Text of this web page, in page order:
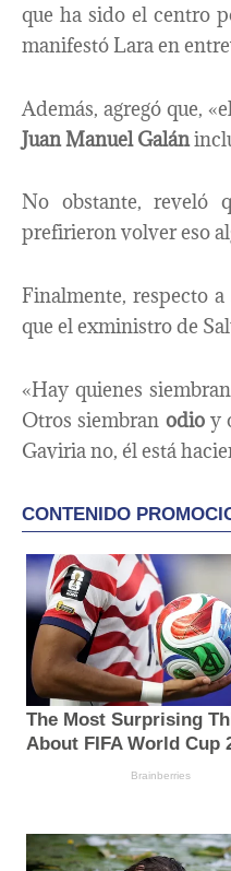
que ha sido el centro
manifestó Lara en
Además, agregó que,
Juan Manuel Galán
No obstante, reveló
prefirieron volver eso
Finalmente, respecto
que el exministro de
«Hay quienes
Otros siembran odioy
Gaviria no, él está